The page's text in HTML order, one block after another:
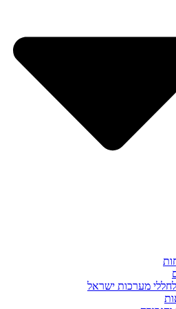
לחללי מערכות ישראל